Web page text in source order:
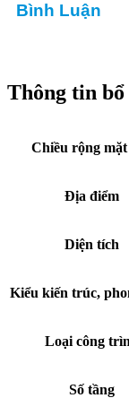
Bình Luận
Thông tin bổ
Chiều rộng mặt
Địa điểm
Diện tích
Kiểu kiến trúc,
Loại công
Số tầng